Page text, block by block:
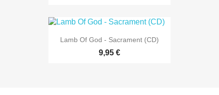
Lamb Of God - Sacrament (CD)
9,95 €